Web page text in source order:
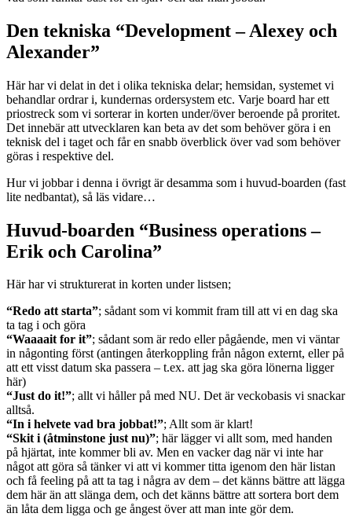
Den tekniska “Development – Alexey och
Alexander”
Här har vi delat in det i olika tekniska delar; hemsidan, systemet vi
behandlar ordrar i, kundernas ordersystem etc. Varje board har ett
priostreck som vi sorterar in korten under/över beroende på proritet.
Det innebär att utvecklaren kan beta av det som behöver göra i en
teknisk del i taget och får en snabb överblick över vad som behöver
göras i respektive del.
Hur vi jobbar i denna i övrigt är desamma som i huvud-boarden (fast
lite nedbantat), så läs vidare…
Huvud-boarden “Business operations –
Erik och Carolina”
Här har vi strukturerat in korten under listsen;
“Redo att starta”; sådant som vi kommit fram till att vi en dag ska
ta tag i och göra
“Waaaait for it”; sådant som är redo eller pågående, men vi väntar
in någonting först (antingen återkoppling från någon externt, eller på
att ett visst datum ska passera – t.ex. att jag ska göra lönerna ligger
här)
“Just do it!”; allt vi håller på med NU. Det är veckobasis vi snackar
alltså.
“In i helvete vad bra jobbat!”; Allt som är klart!
“Skit i (åtminstone just nu)”; här lägger vi allt som, med handen
på hjärtat, inte kommer bli av. Men en vacker dag när vi inte har
något att göra så tänker vi att vi kommer titta igenom den här listan
och få feeling på att ta tag i några av dem – det känns bättre att lägga
dem här än att slänga dem, och det känns bättre att sortera bort dem
än låta dem ligga och ge ångest över att man inte gör dem.